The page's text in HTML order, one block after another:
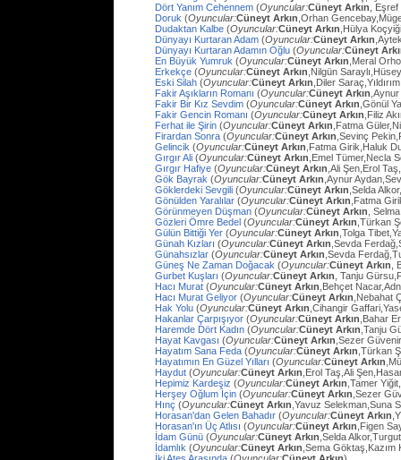
Dört Yanım Cehennem (Oyuncular:Cüneyt Arkın ,
Doruk (Oyuncular:Cüneyt Arkın ,Orhan
Dudaktan Kalbe (Oyuncular:Cüneyt Arkın ,Hülya
Dünyayı Kurtaran Adam (Oyuncular:Cüneyt Arkın
Dünyayı Kurtaran Adamın Oğlu (Oyuncular:Cüneyt
En Büyük Yumruk (Oyuncular:Cüneyt Arkın ,Meral
Erkekçe (Oyuncular:Cüneyt Arkın ,Nilgün
Eski Silah (Oyuncular:Cüneyt Arkın ,Diler
Fakir Aşıkların Romanı (Oyuncular:Cüneyt Arkın
Fakir Bir Kız Sevdim (Oyuncular:Cüneyt Arkın ,Gönül
Fakir Gencin Romanı (Oyuncular:Cüneyt Arkın ,Filiz
Ferhat ile Şirin (Oyuncular:Cüneyt Arkın ,Fatma
Firardan Sonra (Oyuncular:Cüneyt Arkın ,Sevinç
Gelincik (Oyuncular:Cüneyt Arkın ,Fatma Girik,Haluk
Gırgır Ali (Oyuncular:Cüneyt Arkın ,Emel Tümer,Necla
Gırgır Hafiye (Oyuncular:Cüneyt Arkın ,Ali Şen,Erol
Gök Bayrak (Oyuncular:Cüneyt Arkın ,Aynur
Göklerdeki Sevgili (Oyuncular:Cüneyt Arkın ,Selda
Gönülden Yaralılar (Oyuncular:Cüneyt Arkın ,Fatma
Görünmeyen Düşman (Oyuncular:Cüneyt Arkın ,
Gözleri Ömre Bedel (Oyuncular:Cüneyt Arkın ,Türkan
Gülün Bittiği Yer (Oyuncular:Cüneyt Arkın ,Tolga
Günah Kızları (Oyuncular:Cüneyt Arkın ,Sevda
Günahsızlar (Oyuncular:Cüneyt Arkın ,Sevda
Güneş Ne Zaman Doğacak (Oyuncular:Cüneyt Arkın ,
Gurbet Kuşları (Oyuncular:Cüneyt Arkın , Tanju
Hacı Murat (Oyuncular:Cüneyt Arkın ,Behçet
Hacı Murat Geliyor (Oyuncular:Cüneyt Arkın ,Nebahat
Hak Yolu (Oyuncular:Cüneyt Arkın ,Cihangir
Hakanlar Çarpışıyor (Oyuncular:Cüneyt Arkın ,Bahar
Haremde Dört Kadın (Oyuncular:Cüneyt Arkın ,Tanju
Hayat Kavgası (Oyuncular:Cüneyt Arkın ,Sezer
Hayatım Sana Feda (Oyuncular:Cüneyt Arkın ,Türkan
Hayatımın En Güzel Yılları (Oyuncular:Cüneyt Arkın
Haydut (Oyuncular:Cüneyt Arkın ,Erol Taş,Ali
Hepimiz Kardeşiz (Oyuncular:Cüneyt Arkın ,Tamer
Herşey Oğlum İçin (Oyuncular:Cüneyt Arkın ,Sezer
Hınç (Oyuncular:Cüneyt Arkın ,Yavuz Selekman,Suna
Horasan'dan Gelen Bahadır (Oyuncular:Cüneyt Arkın
Horasan'ın Üç Atlısı (Oyuncular:Cüneyt Arkın ,Figen
İdam Günü (Oyuncular:Cüneyt Arkın ,Selda
İdamlık (Oyuncular:Cüneyt Arkın ,Sema